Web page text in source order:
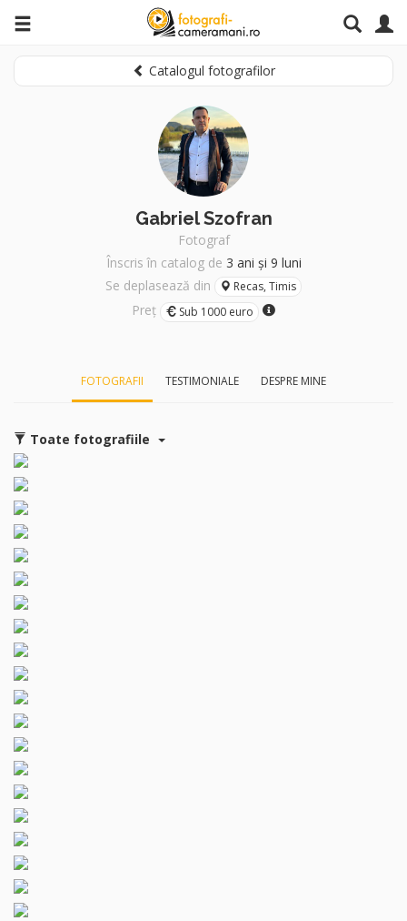
Catalogul fotografilor
Gabriel Szofran
Fotograf
Înscris în catalog de 3 ani și 9 luni
Se deplasează din
Recas, Timis
Preț Sub 1000 euro
FOTOGRAFII TESTIMONIALE DESPRE MINE
Toate fotografiile